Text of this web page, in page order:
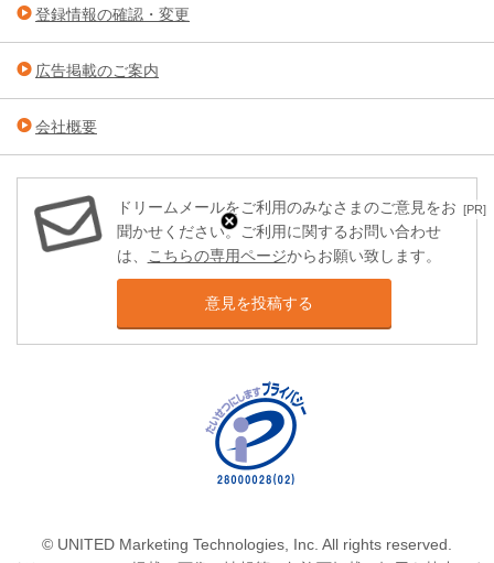
[PR]
登録情報の確認・変更
広告掲載のご案内
会社概要
ドリームメールをご利用のみなさまのご意見をお
聞かせください。ご利用に関するお問い合わせ
は、
こちらの専用ページからお願い致します。
意見を投稿する
© UNITED Marketing Technologies, Inc. All rights reserved.